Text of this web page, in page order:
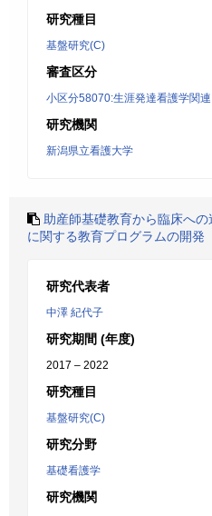
研究種目
基盤研究(C)
審査区分
小区分58070:生涯発達看護学関連
研究機関
新潟県立看護大学
助産師基礎教育から臨床へ
に関する教育プログラムの開発
研究代表者
中澤 紀代子
研究期間 (年度)
2017 – 2022
研究種目
基盤研究(C)
研究分野
基礎看護学
研究機関